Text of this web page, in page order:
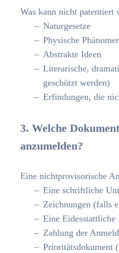
Was kann nicht patentiert
Naturgesetze
Physische
Abstrakte Ideen
Literarische,
geschützt werden)
Erfindungen, die
3. Welche
anzumelden?
Eine nichtprovisorische
Eine schriftliche
Zeichnungen (falls
Eine Eidesstattliche
Zahlung der
Prioritätsdokument